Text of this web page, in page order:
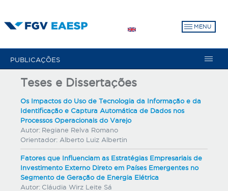
para
MENU
PUBLICAÇÕES
Teses e Dissertações
Os Impactos do Uso de Tecnologia da Informação e da
Identificação e Captura Automática de Dados nos
Processos Operacionais do Varejo
Autor: Regiane Relva Romano
Orientador: Alberto Luiz Albertin
Fatores que Influenciam as Estratégias Empresariais de
Investimento Externo Direto em Países Emergentes no
Segmento de Geração de Energia Elétrica
Autor: Cláudia Wirz Leite Sá